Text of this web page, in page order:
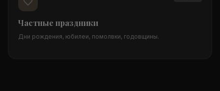
Частные праздники
Дни рождения, юбилеи, помолвки, годовщины.